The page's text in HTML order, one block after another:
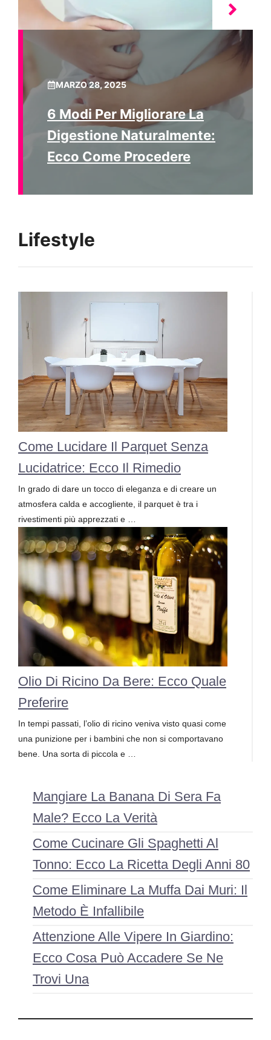
MARZO 28, 2025
6 Modi Per Migliorare La
Digestione Naturalmente:
Ecco Come Procedere
Lifestyle
Come Lucidare Il Parquet Senza
Lucidatrice: Ecco Il Rimedio
In grado di dare un tocco di eleganza e di creare un
atmosfera calda e accogliente, il parquet è tra i
rivestimenti più apprezzati e …
Olio Di Ricino Da Bere: Ecco Quale
Preferire
In tempi passati, l’olio di ricino veniva visto quasi come
una punizione per i bambini che non si comportavano
bene. Una sorta di piccola e …
Mangiare La Banana Di Sera Fa
Male? Ecco La Verità
Come Cucinare Gli Spaghetti Al
Tonno: Ecco La Ricetta Degli Anni 80
Come Eliminare La Muffa Dai Muri: Il
Metodo È Infallibile
Attenzione Alle Vipere In Giardino:
Ecco Cosa Può Accadere Se Ne
Trovi Una